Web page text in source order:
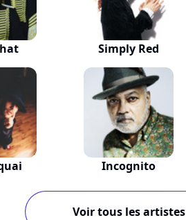
Simply Red
Incognito
Voir tous les artistes